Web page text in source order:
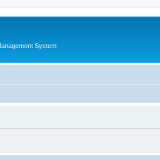
System